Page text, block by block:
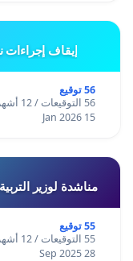
إيقاف إجراءات
56 توقيع
56 التوقيعات / 12 أشهر
15 Jan 2026
مناشدة لوزير
55 توقيع
55 التوقيعات / 12 أشهر
28 Sep 2025